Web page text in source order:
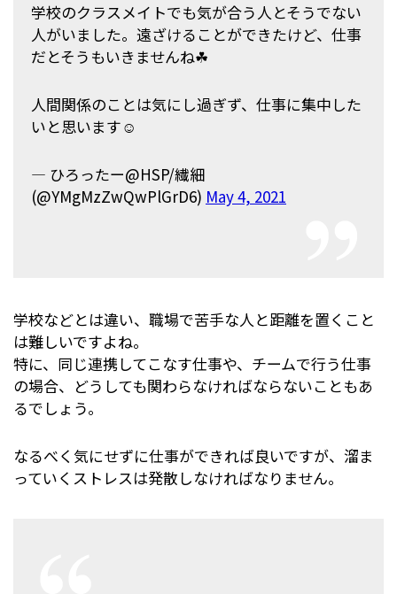
学校のクラスメイトでも気が合う人とそうでない
人がいました。遠ざけることができたけど、仕事
だとそうもいきませんね☘
人間関係のことは気にし過ぎず、仕事に集中した
いと思います☺️
— ひろったー@HSP/繊細
(@YMgMzZwQwPlGrD6) May 4, 2021
学校などとは違い、職場で苦手な人と距離を置くこと
は難しいですよね。
特に、同じ連携してこなす仕事や、チームで行う仕事
の場合、どうしても関わらなければならないこともあ
るでしょう。
なるべく気にせずに仕事ができれば良いですが、溜ま
っていくストレスは発散しなければなりません。